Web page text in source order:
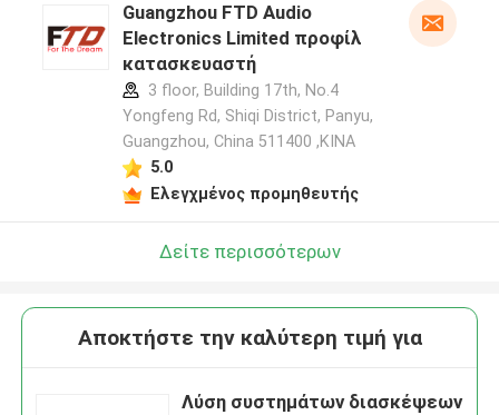
Guangzhou FTD Audio
Electronics Limited προφίλ
κατασκευαστή
3 floor, Building 17th, No.4
Yongfeng Rd, Shiqi District, Panyu,
Guangzhou, China 511400 ,ΚΙΝΑ
5.0
Ελεγχμένος προμηθευτής
Δείτε περισσότερων
Αποκτήστε την καλύτερη τιμή για
Λύση συστημάτων διασκέψεων